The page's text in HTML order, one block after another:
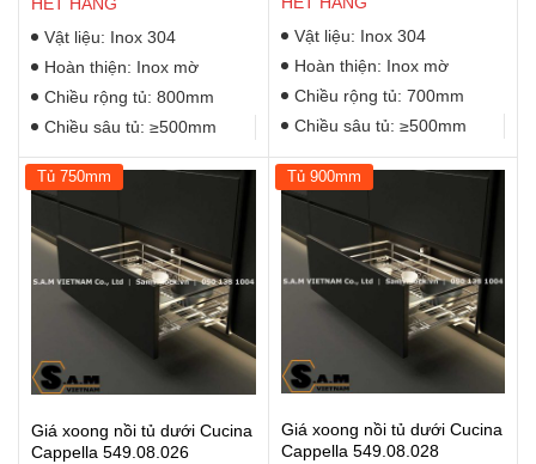
HẾT HÀNG
Vật liệu: Inox 304
Hoàn thiện: Inox mờ
Chiều rộng tủ: 800mm
Chiều sâu tủ: ≥500mm
Vật liệu: Inox 304
Hoàn thiện: Inox mờ
Chiều rộng tủ: 700mm
Chiều sâu tủ: ≥500mm
Tủ 750mm
Giá xoong nồi tủ dưới Cucina
Cappella 549.08.026
Tủ 900mm
Giá xoong nồi tủ dưới Cucina
Cappella 549.08.028